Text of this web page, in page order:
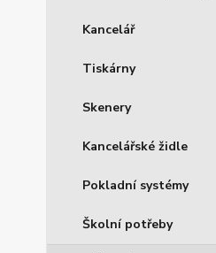
Kancelář
Tiskárny
Skenery
Kancelářské židle
Pokladní systémy
Školní potřeby